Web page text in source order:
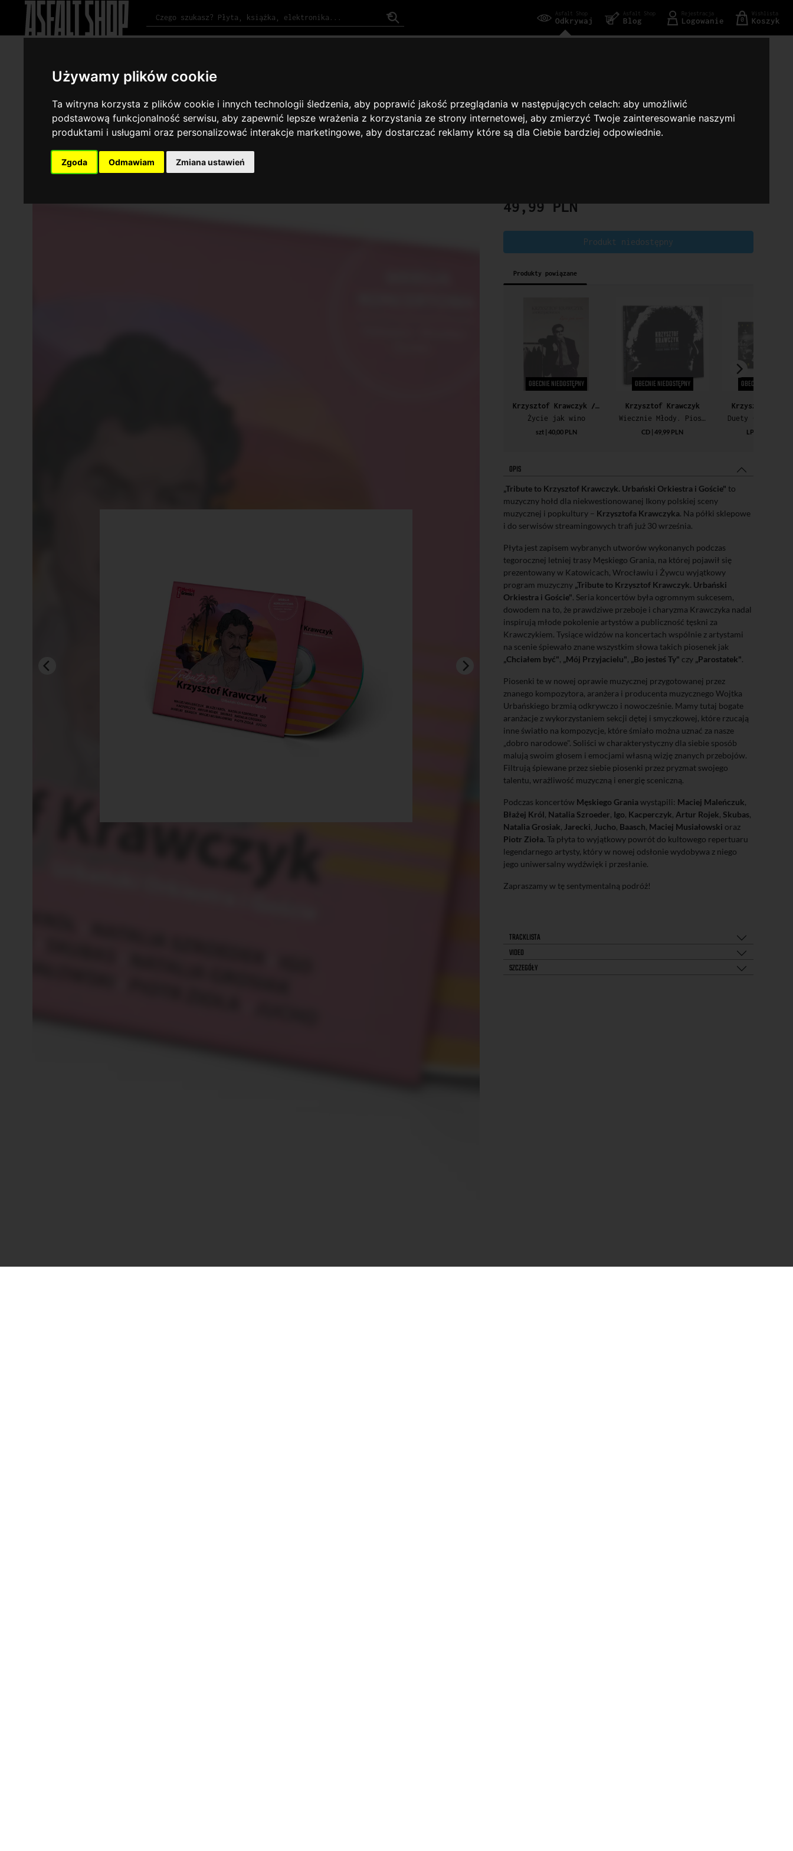
Używamy plików cookie
Ta witryna korzysta z plików cookie i innych technologii śledzenia, aby poprawić jakość przeglądania w następujących celach:aby umożliwić
podstawową funkcjonalność serwisu,aby zapewnić lepsze wrażenia z korzystania ze strony internetowej,aby zmierzyć Twoje zainteresowanie naszymi
produktami i usługami oraz personalizować interakcje marketingowe,aby dostarczać reklamy które są dla Ciebie bardziej odpowiednie.
Zgoda Odmawiam Zmiana ustawień
Asfalt Shop
Odkrywaj
Asfalt Shop
Blog
Rejestracja
Logowanie 0
Wishlista
Koszyk
ORKIESTRA I GOŚCIE
URBAŃSKI ORKIESTRA
49,99 PLN
Produkt niedostępny
Produkty powiązane
OBECNIE NIEDOSTĘPNY
Krzysztof Krawczyk / Andrzej Kosmala
Życie jak wino
szt | 40,00 PLN
OBECNIE NIEDOSTĘPNY
Krzysztof Krawczyk
Wiecznie Młody. Piosenki Boba Dylana
CD | 49,99 PLN
OBECNIE
Krzysztof
Duety (Yellow
LP | 119,99 PLN
OPIS
„Tribute to Krzysztof Krawczyk. Urbański Orkiestra i Goście" to
muzyczny hołd dla niekwestionowanej Ikony polskiej sceny
muzycznej i popkultury – Krzysztofa Krawczyka. Na półki sklepowe
i do serwisów streamingowych trafi już 30 września.
Płyta jest zapisem wybranych utworów wykonanych podczas
tegorocznej letniej trasy Męskiego Grania, na której pojawił się
prezentowany w Katowicach, Wrocławiu i Żywcu wyjątkowy
program muzyczny „Tribute to Krzysztof Krawczyk. Urbański
Orkiestra i Goście". Seria koncertów była ogromnym sukcesem,
dowodem na to, że prawdziwe przeboje i charyzma Krawczyka nadal
inspirują młode pokolenie artystów a publiczność tęskni za
Krawczykiem. Tysiące widzów na koncertach wspólnie z artystami
na scenie śpiewało znane wszystkim słowa takich piosenek jak
„Chciałem być", „Mój Przyjacielu", „Bo jesteś Ty" czy „Parostatek".
Piosenki te w nowej oprawie muzycznej przygotowanej przez
znanego kompozytora, aranżera i producenta muzycznego Wojtka
Urbańskiego brzmią odkrywczo i nowocześnie. Mamy tutaj bogate
aranżacje z wykorzystaniem sekcji dętej i smyczkowej, które rzucają
inne światło na kompozycje, które śmiało można uznać za nasze
„dobro narodowe". Soliści w charakterystyczny dla siebie sposób
malują swoim głosem i emocjami własną wizję znanych przebojów.
Filtrują śpiewane przez siebie piosenki przez pryzmat swojego
talentu, wrażliwość muzyczną i energię sceniczną.
Podczas koncertów Męskiego Graniawystąpili: Maciej Maleńczuk,
Błażej Król, Natalia Szroeder, Igo, Kacperczyk, Artur Rojek, Skubas,
Natalia Grosiak, Jarecki, Jucho, Baasch, Maciej Musiałowski oraz
Piotr Zioła. Ta płyta to wyjątkowy powrót do kultowego repertuaru
legendarnego artysty, który w nowej odsłonie wydobywa z niego
jego uniwersalny wydźwięk i przesłanie.
Zapraszamy w tę sentymentalną podróż!
TRACKLISTA
VIDEO
SZCZEGÓŁY